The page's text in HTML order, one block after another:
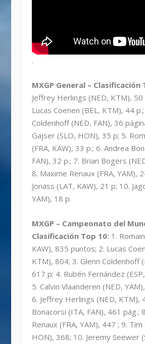
.
MXGP General – Clasificación
Jeffrey Herlings (NED, KTM), 50
Lucas Coenen (BEL, KTM), 44
Coldenhoff (NED, FAN), 36
Gajser (SLO, HON), 35 p; 5.
(FRA, KAW), 33 p.; 6. Andrea
FAN), 32 p.; 7. Brian Bogers
8. Maxime Renaux (FRA, YAM),
Jonass (LAT, KAW), 21 p; 10.
YAM), 18 p.
MXGP – Campeonato del
Clasificación Top 10: 1.
KAW), 835 puntos; 2. Lucas
KTM), 804; 3. Glenn Coldenhoff
617 p; 4. Rubén Fernández
5. Calvin Vlaanderen (NED,
6. Jeffrey Herlings (NED, KTM),
Bonacorsi (ITA, FAN), 461 pág.;
Renaux (FRA, YAM), 447 ; 9.
HON), 368; 10. Jeremy Seewer